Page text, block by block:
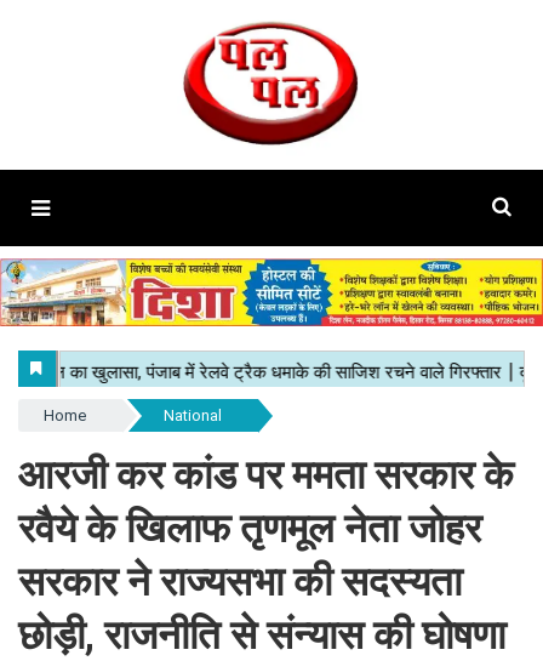
Home National
आरजी कर कांड पर ममता सरकार के
रवैये के खिलाफ तृणमूल नेता जोहर
सरकार ने राज्यसभा की सदस्यता
छोड़ी, राजनीति से संन्यास की घोषणा